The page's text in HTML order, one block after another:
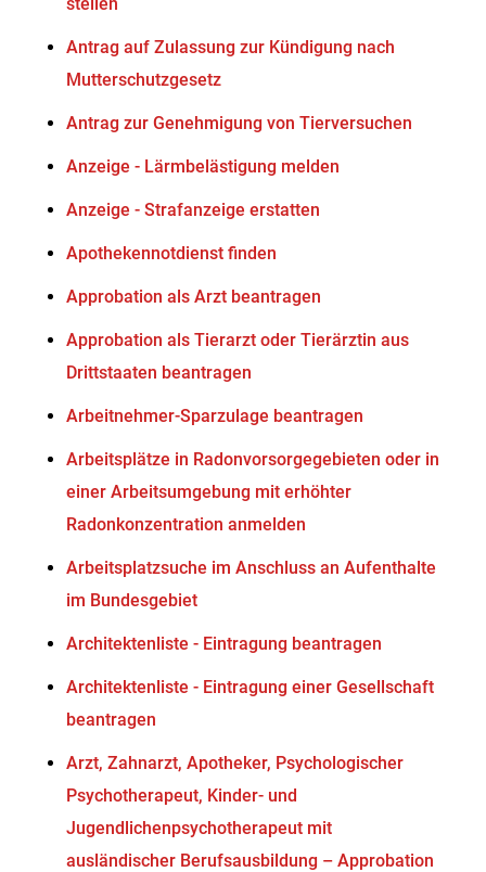
Antrag auf Zulassung zur Kündigung nach
Mutterschutzgesetz
Antrag zur Genehmigung von Tierversuchen
Anzeige - Lärmbelästigung melden
Anzeige - Strafanzeige erstatten
Apothekennotdienst finden
Approbation als Arzt beantragen
Approbation als Tierarzt oder Tierärztin aus
Drittstaaten beantragen
Arbeitnehmer-Sparzulage beantragen
Arbeitsplätze in Radonvorsorgegebieten oder in
einer Arbeitsumgebung mit erhöhter
Radonkonzentration anmelden
Arbeitsplatzsuche im Anschluss an Aufenthalte
im Bundesgebiet
Architektenliste - Eintragung beantragen
Architektenliste - Eintragung einer Gesellschaft
beantragen
Arzt, Zahnarzt, Apotheker, Psychologischer
Psychotherapeut, Kinder- und
Jugendlichenpsychotherapeut mit
ausländischer Berufsausbildung – Approbation